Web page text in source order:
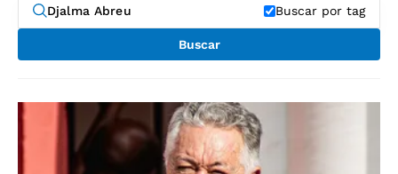
Buscar por tag
Buscar